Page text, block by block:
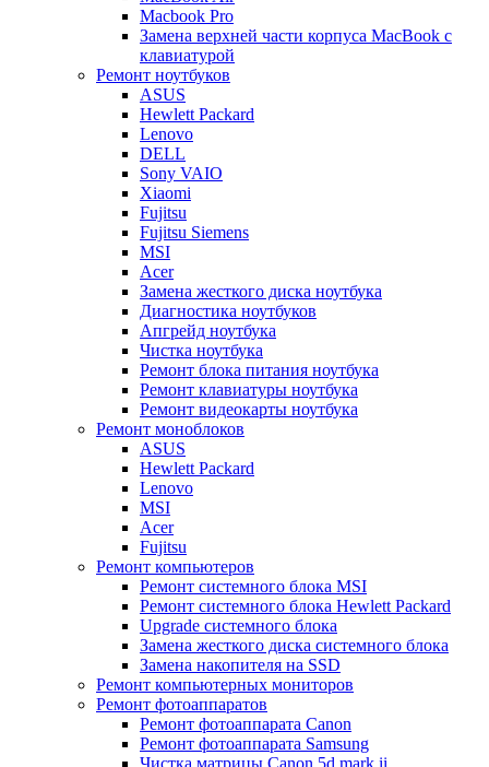
Macbook Pro
Замена верхней части корпуса MacBook с
клавиатурой
Ремонт ноутбуков
ASUS
Hewlett Packard
Lenovo
DELL
Sony VAIO
Xiaomi
Fujitsu
Fujitsu Siemens
MSI
Acer
Замена жесткого диска ноутбука
Диагностика ноутбуков
Апгрейд ноутбука
Чистка ноутбука
Ремонт блока питания ноутбука
Ремонт клавиатуры ноутбука
Ремонт видеокарты ноутбука
Ремонт моноблоков
ASUS
Hewlett Packard
Lenovo
MSI
Acer
Fujitsu
Ремонт компьютеров
Ремонт системного блока MSI
Ремонт системного блока Hewlett Packard
Upgrade системного блока
Замена жесткого диска системного блока
Замена накопителя на SSD
Ремонт компьютерных мониторов
Ремонт фотоаппаратов
Ремонт фотоаппарата Canon
Ремонт фотоаппарата Samsung
Чистка матрицы Canon 5d mark ii